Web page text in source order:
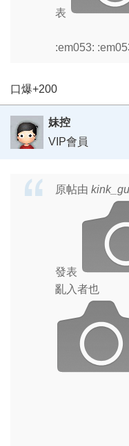
表
:em053:
口爆+200
妹控
VIP會員
原帖由
發表
亂入者也